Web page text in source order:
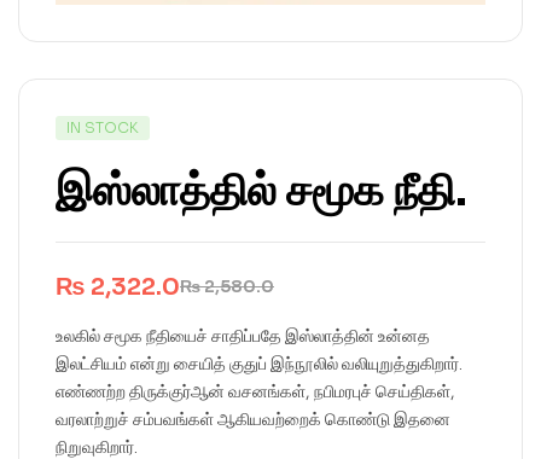
IN STOCK
இஸ்லாத்தில் சமூக நீதி.
₨2,580.0
₨ 2,322.0
உலகில் சமூக நீதியைச் சாதிப்பதே இஸ்லாத்தின் உன்னத
இலட்சியம் என்று சையித் குதுப் இந்நூலில் வலியுறுத்துகிறார்.
எண்ணற்ற திருக்குர்ஆன் வசனங்கள், நபிமரபுச் செய்திகள்,
வரலாற்றுச் சம்பவங்கள் ஆகியவற்றைக் கொண்டு இதனை
நிறுவுகிறார்.